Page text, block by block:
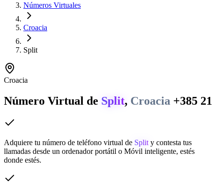
Números Virtuales
Croacia
Split
Croacia
Número Virtual de Split, Croacia +385 21
Adquiere tu número de teléfono virtual de Split y contesta tus
llamadas desde un ordenador portátil o Móvil inteligente, estés
donde estés.